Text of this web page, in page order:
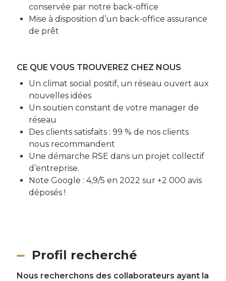
conservée par notre back-office
Mise à disposition d’un back-office assurance
de prêt
CE QUE VOUS TROUVEREZ CHEZ NOUS
Un climat social positif, un réseau ouvert aux
nouvelles idées
Un soutien constant de votre manager de
réseau
Des clients satisfaits : 99 % de nos clients
nous recommandent
Une démarche RSE dans un projet collectif
d’entreprise.
Note Google : 4,9/5 en 2022 sur +2 000 avis
déposés !
Profil recherché
Nous recherchons des collaborateurs ayant la